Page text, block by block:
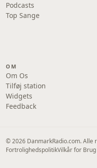
Podcasts
Top Sange
OM
Om Os
Tilføj station
Widgets
Feedback
© 2026 DanmarkRadio.com. Alle
FortrolighedspolitikVilkår for Brug